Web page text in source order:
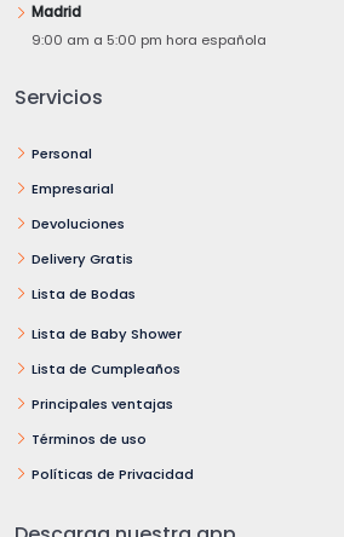
Madrid
9:00 am a 5:00 pm hora española
Servicios
Personal
Empresarial
Devoluciones
Delivery Gratis
Lista de Bodas
Lista de Baby Shower
Lista de Cumpleaños
Principales ventajas
Términos de uso
Políticas de Privacidad